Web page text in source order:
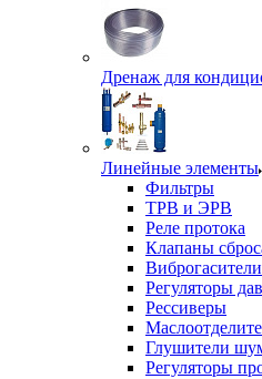
Дренаж для
Линейные элементы
Фильтры
ТРВ и ЭРВ
Реле протока
Клапаны
Виброгасители
Регуляторы
Рессиверы
Глушители
Регуляторы